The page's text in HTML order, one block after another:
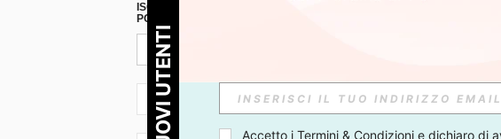
ISCRIVITI ALLA NOSTRA NEWSLETTER PER SCOPRIRE LE ULTIME
POSSIBILE ANNULLARE LA SOTTOSCRIZIONE IN QUALSIASI
IT + 39
Accetto i Termini & Condizioni e dichiaro di